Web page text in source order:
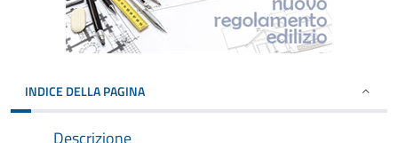
INDICE DELLA PAGINA
Descrizione